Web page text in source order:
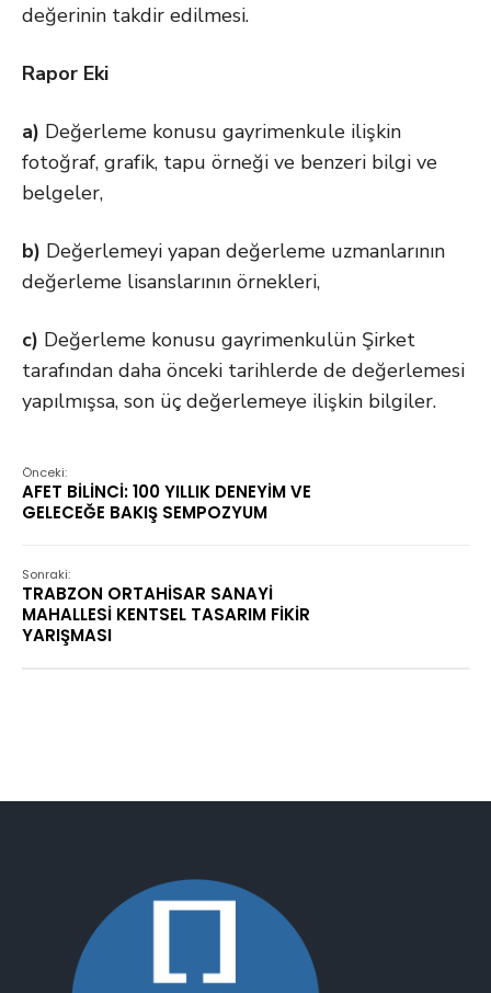
değerinin takdir edilmesi.
Rapor Eki
a) Değerleme konusu gayrimenkule ilişkin
fotoğraf, grafik, tapu örneği ve benzeri bilgi ve
belgeler,
b) Değerlemeyi yapan değerleme uzmanlarının
değerleme lisanslarının örnekleri,
c) Değerleme konusu gayrimenkulün Şirket
tarafından daha önceki tarihlerde de değerlemesi
yapılmışsa, son üç değerlemeye ilişkin bilgiler.
Önceki:
AFET BİLİNCİ: 100 YILLIK DENEYİM VE
GELECEĞE BAKIŞ SEMPOZYUM
Sonraki:
TRABZON ORTAHİSAR SANAYİ
MAHALLESİ KENTSEL TASARIM FİKİR
YARIŞMASI